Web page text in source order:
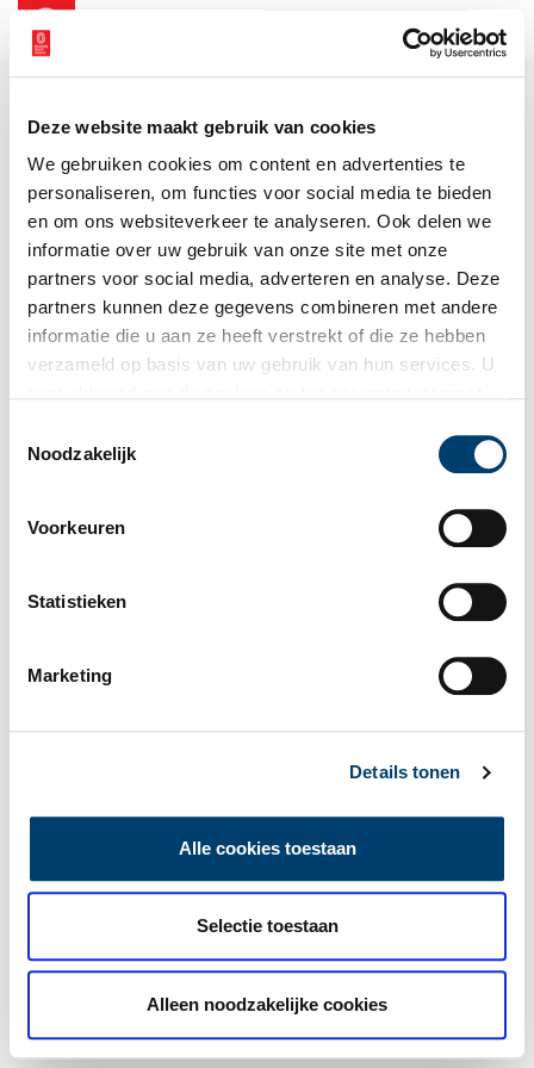
Deze website maakt gebruik van cookies
We gebruiken cookies om content en advertenties te
personaliseren, om functies voor social media te bieden
en om ons websiteverkeer te analyseren. Ook delen we
informatie over uw gebruik van onze site met onze
partners voor social media, adverteren en analyse. Deze
partners kunnen deze gegevens combineren met andere
informatie die u aan ze heeft verstrekt of die ze hebben
verzameld op basis van uw gebruik van hun services. U
Noodzakelijk
Voorkeuren
Statistieken
Marketing
Details tonen
Alle cookies toestaan
Selectie toestaan
Alleen noodzakelijke cookies